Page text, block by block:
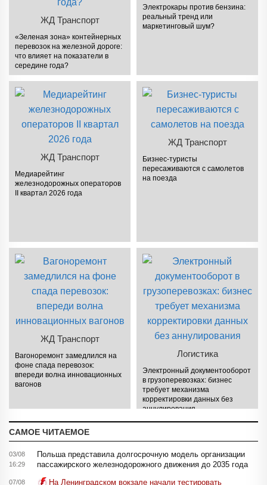
ЖД Транспорт
«Зеленая зона» контейнерных
перевозок на железной дороге:
что влияет на показатели в
середине года?
Электрокары против бензина:
реальный тренд или
маркетинговый шум?
ЖД Транспорт
Медиарейтинг
железнодорожных операторов
II квартал 2026 года
ЖД Транспорт
Бизнес-туристы
пересаживаются с самолетов
на поезда
ЖД Транспорт
Вагоноремонт замедлился на
фоне спада перевозок:
впереди волна инновационных
вагонов
Логистика
Электронный документооборот
в грузоперевозках: бизнес
требует механизма
корректировки данных без
аннулирования
САМОЕ ЧИТАЕМОЕ
03/08
16:29
Польша представила долгосрочную модель организации
пассажирского железнодорожного движения до 2035 года
07/08
На Ленинградском вокзале начали тестировать